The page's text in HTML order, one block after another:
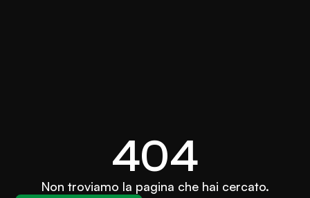
404
Non troviamo la pagina che hai cercato.